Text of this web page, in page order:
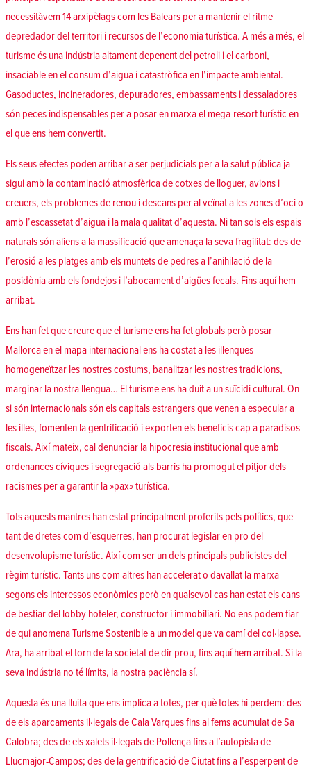
necessitàvem 14 arxipèlags com les Balears per a mantenir el ritme
depredador del territori i recursos de l’economia turística. A més a més, el
turisme és una indústria altament depenent del petroli i el carboni,
insaciable en el consum d’aigua i catastròfica en l’impacte ambiental.
Gasoductes, incineradores, depuradores, embassaments i dessaladores
són peces indispensables per a posar en marxa el mega-resort turístic en
el que ens hem convertit.
Els seus efectes poden arribar a ser perjudicials per a la salut pública ja
sigui amb la contaminació atmosfèrica de cotxes de lloguer, avions i
creuers, els problemes de renou i descans per al veïnat a les zones d’oci o
amb l’escassetat d’aigua i la mala qualitat d’aquesta. Ni tan sols els espais
naturals són aliens a la massificació que amenaça la seva fragilitat: des de
l’erosió a les platges amb els muntets de pedres a l’anihilació de la
posidònia amb els fondejos i l’abocament d’aigües fecals. Fins aquí hem
arribat.
Ens han fet que creure que el turisme ens ha fet globals però posar
Mallorca en el mapa internacional ens ha costat a les illenques
homogeneïtzar les nostres costums, banalitzar les nostres tradicions,
marginar la nostra llengua… El turisme ens ha duit a un suïcidi cultural. On
si són internacionals són els capitals estrangers que venen a especular a
les illes, fomenten la gentrificació i exporten els beneficis cap a paradisos
fiscals. Així mateix, cal denunciar la hipocresia institucional que amb
ordenances cíviques i segregació als barris ha promogut el pitjor dels
racismes per a garantir la »pax» turística.
Tots aquests mantres han estat principalment proferits pels polítics, que
tant de dretes com d’esquerres, han procurat legislar en pro del
desenvolupisme turístic. Així com ser un dels principals publicistes del
règim turístic. Tants uns com altres han accelerat o davallat la marxa
segons els interessos econòmics però en qualsevol cas han estat els cans
de bestiar del lobby hoteler, constructor i immobiliari. No ens podem fiar
de qui anomena Turisme Sostenible a un model que va camí del col·lapse.
Ara, ha arribat el torn de la societat de dir prou, fins aquí hem arribat. Si la
seva indústria no té límits, la nostra paciència sí.
Aquesta és una lluita que ens implica a totes, per què totes hi perdem: des
de els aparcaments il·legals de Cala Varques fins al fems acumulat de Sa
Calobra; des de els xalets il·legals de Pollença fins a l’autopista de
Llucmajor-Campos; des de la gentrificació de Ciutat fins a l’esperpent de